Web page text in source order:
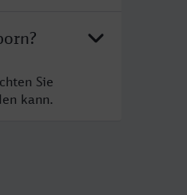
Sie
kann.